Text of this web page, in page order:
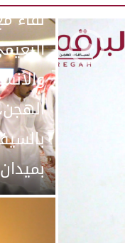
لقاء
بميدان